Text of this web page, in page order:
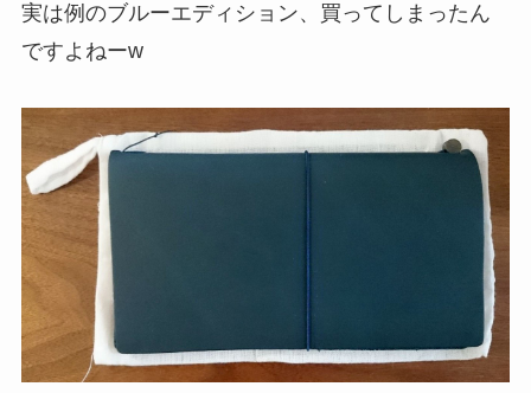
実は例のブルーエディション、買ってしまったん
ですよねーw